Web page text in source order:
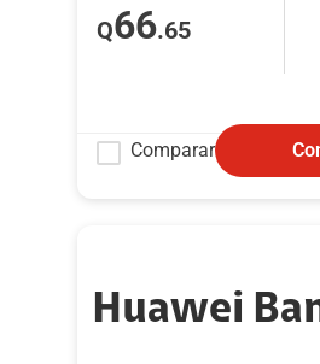
Q66.65
Comparar
Huawei